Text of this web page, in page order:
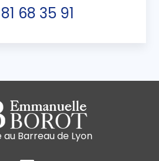
68 35 91
Barreau de Lyon